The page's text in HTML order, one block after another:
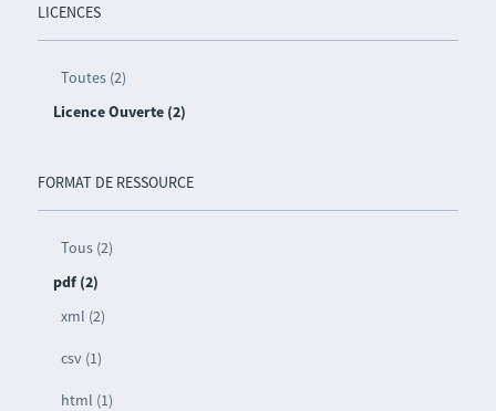
LICENCES
Toutes (2)
Licence Ouverte (2)
FORMAT DE RESSOURCE
Tous (2)
pdf (2)
xml (2)
csv (1)
html (1)